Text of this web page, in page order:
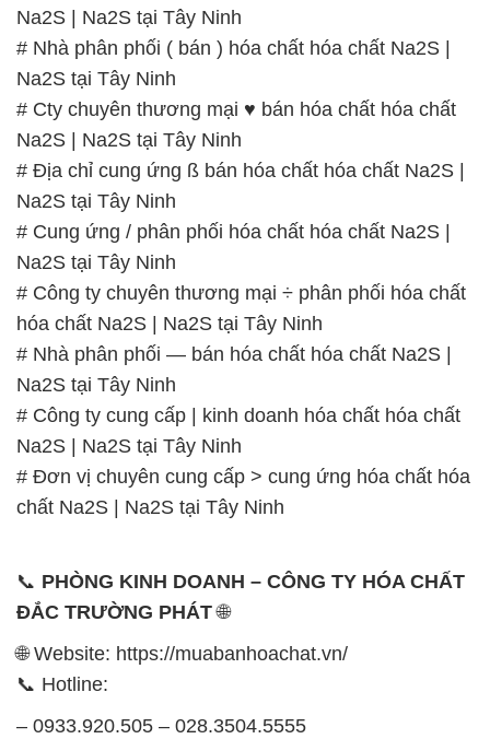
Na2S | Na2S tại Tây Ninh
# Nhà phân phối ( bán ) hóa chất hóa chất Na2S |
Na2S tại Tây Ninh
# Cty chuyên thương mại ♥ bán hóa chất hóa chất
Na2S | Na2S tại Tây Ninh
# Địa chỉ cung ứng ß bán hóa chất hóa chất Na2S |
Na2S tại Tây Ninh
# Cung ứng / phân phối hóa chất hóa chất Na2S |
Na2S tại Tây Ninh
# Công ty chuyên thương mại ÷ phân phối hóa chất
hóa chất Na2S | Na2S tại Tây Ninh
# Nhà phân phối — bán hóa chất hóa chất Na2S |
Na2S tại Tây Ninh
# Công ty cung cấp | kinh doanh hóa chất hóa chất
Na2S | Na2S tại Tây Ninh
# Đơn vị chuyên cung cấp > cung ứng hóa chất hóa
chất Na2S | Na2S tại Tây Ninh
📞 PHÒNG KINH DOANH – CÔNG TY HÓA CHẤT
ĐẮC TRƯỜNG PHÁT🌐
🌐 Website: https://muabanhoachat.vn/
📞 Hotline:
– 0933.920.505 – 028.3504.5555